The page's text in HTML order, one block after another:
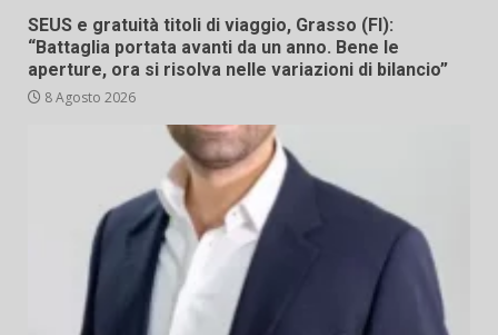
SEUS e gratuità titoli di viaggio, Grasso (FI):
“Battaglia portata avanti da un anno. Bene le
aperture, ora si risolva nelle variazioni di bilancio”
8 Agosto 2026